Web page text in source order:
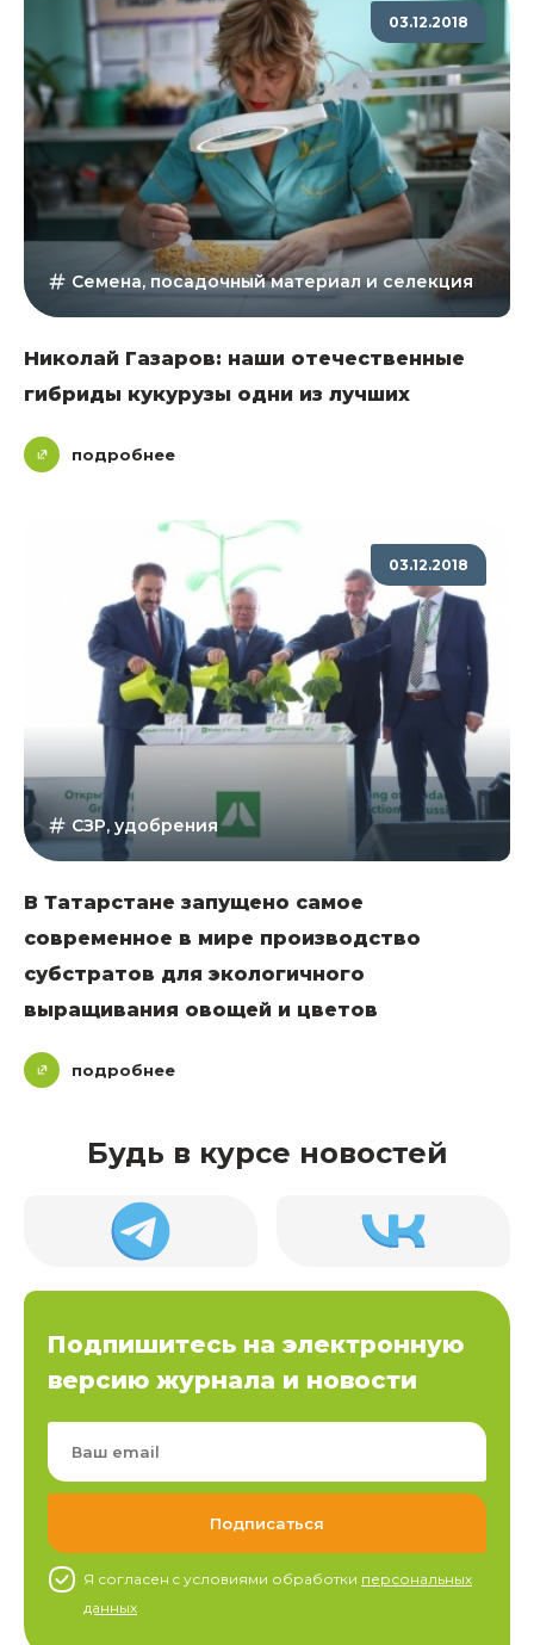
03.12.2018
Семена, посадочный материал и селекция
Николай Газаров: наши отечественные
гибриды кукурузы одни из лучших
подробнее
03.12.2018
СЗР, удобрения
В Татарстане запущено самое
современное в мире производство
субстратов для экологичного
выращивания овощей и цветов
подробнее
Будь в курсе новостей
Подпишитесь на электронную
версию журнала и новости
Я согласен c условиями обработки персональных
данных